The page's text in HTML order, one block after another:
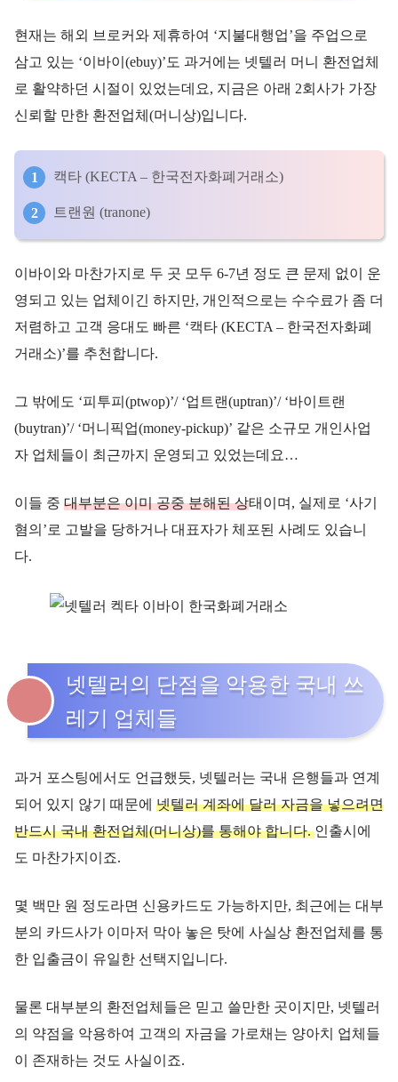
현재는 해외 브로커와 제휴하여 ‘지불대행업’을 주업으로
삼고 있는 ‘이바이(ebuy)’도 과거에는 넷텔러 머니 환전업체
로 활약하던 시절이 있었는데요, 지금은 아래 2회사가 가장
신뢰할 만한 환전업체(머니상)입니다.
캑타 (KECTA – 한국전자화폐거래소)
트랜원 (tranone)
이바이와 마찬가지로 두 곳 모두 6-7년 정도 큰 문제 없이 운
영되고 있는 업체이긴 하지만, 개인적으로는 수수료가 좀 더
저렴하고 고객 응대도 빠른 ‘캑타 (KECTA – 한국전자화폐
거래소)’를 추천합니다.
그 밖에도 ‘피투피(ptwop)’/ ‘업트랜(uptran)’/ ‘바이트랜
(buytran)’/ ‘머니픽업(money-pickup)’ 같은 소규모 개인사업
자 업체들이 최근까지 운영되고 있었는데요…
이들 중 대부분은 이미 공중 분해된 상태이며, 실제로 ‘사기
혐의’로 고발을 당하거나 대표자가 체포된 사례도 있습니
다.
넷텔러의 단점을 악용한 국내 쓰
레기 업체들
과거 포스팅에서도 언급했듯, 넷텔러는 국내 은행들과 연계
되어 있지 않기 때문에 넷텔러 계좌에 달러 자금을 넣으려면
반드시 국내 환전업체(머니상)를 통해야 합니다.인출시에
도 마찬가지이죠.
몇 백만 원 정도라면 신용카드도 가능하지만, 최근에는 대부
분의 카드사가 이마저 막아 놓은 탓에 사실상 환전업체를 통
한 입출금이 유일한 선택지입니다.
물론 대부분의 환전업체들은 믿고 쓸만한 곳이지만, 넷텔러
의 약점을 악용하여 고객의 자금을 가로채는 양아치 업체들
이 존재하는 것도 사실이죠.